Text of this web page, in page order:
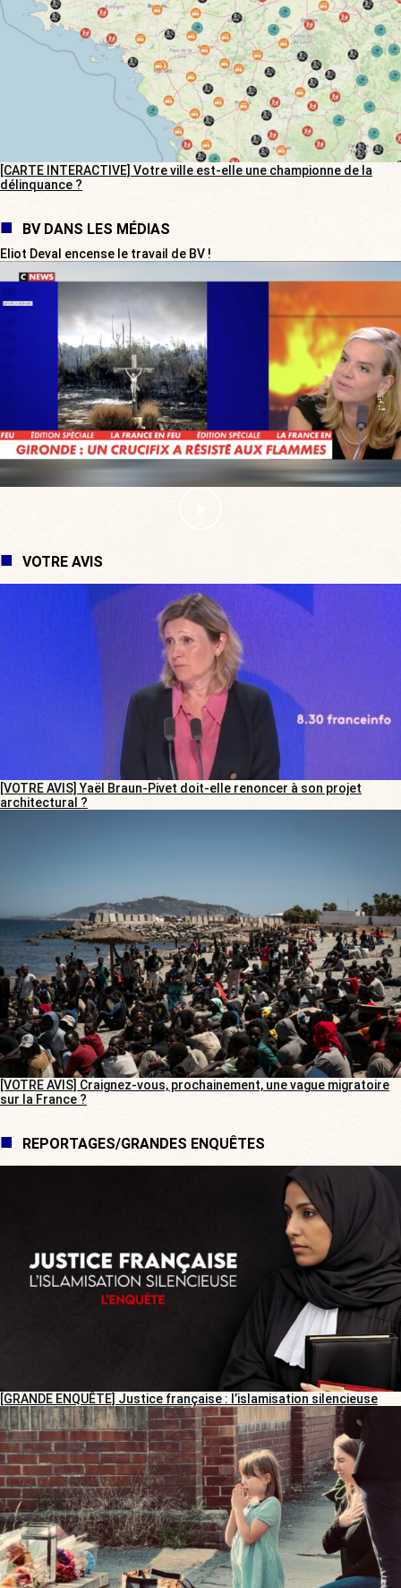
[CARTE INTERACTIVE] Votre ville est-elle une championne de la
délinquance ?
BV DANS LES MÉDIAS
Eliot Deval encense le travail de BV !
VOTRE AVIS
[VOTRE AVIS] Yaël Braun-Pivet doit-elle renoncer à son projet
architectural ?
[VOTRE AVIS] Craignez-vous, prochainement, une vague migratoire
sur la France ?
REPORTAGES/GRANDES ENQUÊTES
[GRANDE ENQUÊTE] Justice française : l’islamisation silencieuse